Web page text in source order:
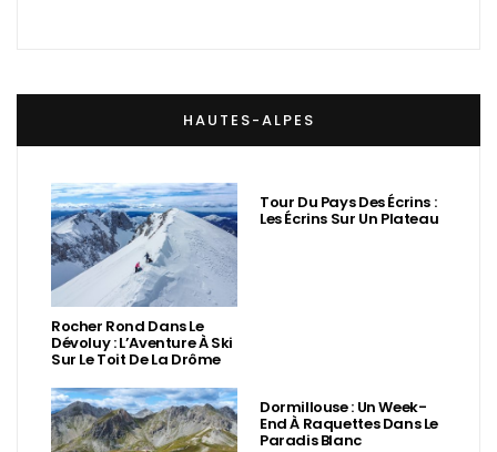
HAUTES-ALPES
Rocher Rond Dans Le
Dévoluy : L’Aventure À Ski
Sur Le Toit De La Drôme
Tour Du Pays Des Écrins :
Les Écrins Sur Un Plateau
Dormillouse : Un Week-
End À Raquettes Dans Le
Paradis Blanc